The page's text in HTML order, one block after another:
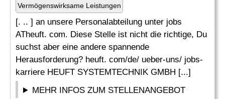
Vermögenswirksame Leistungen
[. .. ] an unsere Personalabteilung unter jobs
ATheuft. com. Diese Stelle ist nicht die richtige, Du
suchst aber eine andere spannende
Herausforderung? heuft. com/de/ ueber-uns/ jobs-
karriere HEUFT SYSTEMTECHNIK GMBH [...]
MEHR INFOS ZUM STELLENANGEBOT